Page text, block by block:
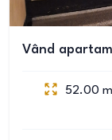
Vând
52.00 m